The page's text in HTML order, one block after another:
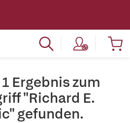
Ergebnis zum
"Richard E.
gefunden.